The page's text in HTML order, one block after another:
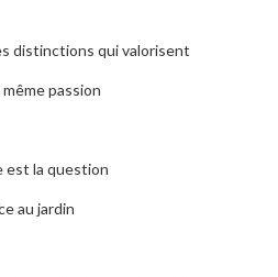
distinctions qui valorisent
passion
est la question
au jardin